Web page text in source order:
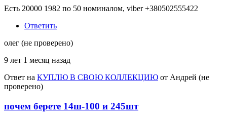
Есть 20000 1982 по 50 номиналом, viber +380502555422
Ответить
олег (не проверено)
9 лет 1 месяц назад
Ответ на КУПЛЮ В СВОЮ КОЛЛЕКЦИЮ от Андрей (не
проверено)
почем берете 14ш-100 и 245шт